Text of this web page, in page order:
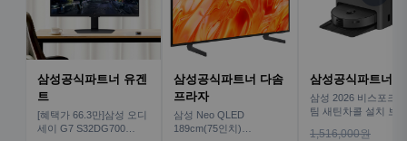
삼성공식파트너 유겐
트
[혜택가 66.3만]삼성 오디
세이 G7 S32DG700
삼성공식파트너 다솜
프라자
삼성 Neo QLED
189cm(75인치)
삼성공식파트너
삼성 2026 비스포크
팀 새틴차콜 설치 보
1,516,000원